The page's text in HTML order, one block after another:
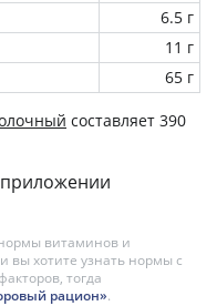
6.5 г
11 г
65 г
составляет 390
витаминов и
вы хотите узнать нормы с
тогда
рацион».